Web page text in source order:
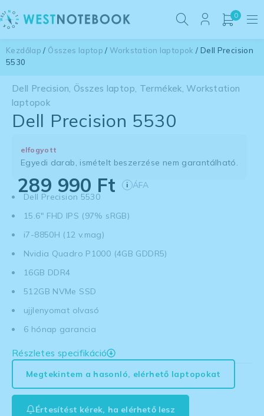
0
Kezdőlap / Összes laptop /Workstation laptopok / Dell Precision
5530
Dell Precision, Összes laptop, Termékek, Workstation
laptopok
Dell Precision 5530
elfogyott
Egyedi darab, ismételt beszerzése nem garantálható.
289 990 Ft i ÁFA
Dell Precision 5530
15.6" FHD IPS (97% sRGB)
i7-8850H (12 v.mag)
Nvidia Quadro P1000 (4GB GDDR5)
16GB DDR4
512GB NVMe SSD
ujjlenyomat olvasó
6 hónap garancia
Részletes specifikáció
Megtekintem a hasonló, elérhető laptopokat
Értesítést kérek, ha elérhető lesz